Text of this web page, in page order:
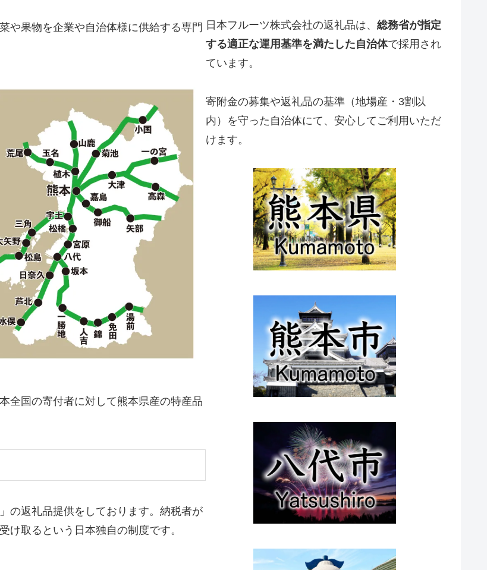
や果物を企業や自治体様に供給する専門
全国の寄付者に対して熊本県産の特産品
の返礼品提供をしております。納税者が
け取るという日本独自の制度です。
日本フルーツ株式会社の返礼品は、総務省が指定
する適正な運用基準を満たした自治体で採用され
ています。
寄附金の募集や返礼品の基準（地場産・3割以
内）を守った自治体にて、安心してご利用いただ
けます。